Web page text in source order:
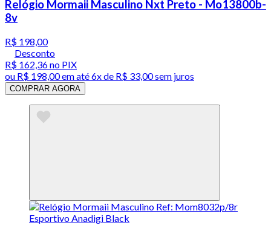
Relógio Mormaii Masculino Nxt Preto - Mo13800b-
8v
R$ 198,00
Desconto
R$ 162,36no PIX
ou R$ 198,00em até6x de R$ 33,00 sem juros
COMPRAR AGORA